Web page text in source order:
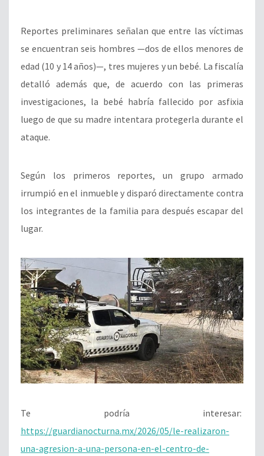
Reportes preliminares señalan que entre las víctimas
se encuentran seis hombres —dos de ellos menores de
edad (10 y 14 años)—, tres mujeres y un bebé. La fiscalía
detalló además que, de acuerdo con las primeras
investigaciones, la bebé habría fallecido por asfixia
luego de que su madre intentara protegerla durante el
ataque.
Según los primeros reportes, un grupo armado
irrumpió en el inmueble y disparó directamente contra
los integrantes de la familia para después escapar del
lugar.
Te podría interesar:
https://guardianocturna.mx/2026/05/le-realizaron-
una-agresion-a-una-persona-en-el-centro-de-